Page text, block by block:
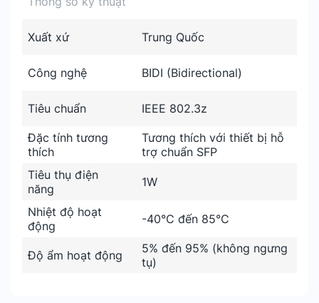
Xuất xứ Trung Quốc
Công nghệ BIDI (Bidirectional)
Tiêu chuẩn IEEE 802.3z
Đặc tính tương
thích
Tương thích với thiết bị hỗ
trợ chuẩn SFP
Tiêu thụ điện
năng
1W
Nhiệt độ hoạt
động
-40°C đến 85°C
Độ ẩm hoạt động
5% đến 95% (không ngưng
tụ)